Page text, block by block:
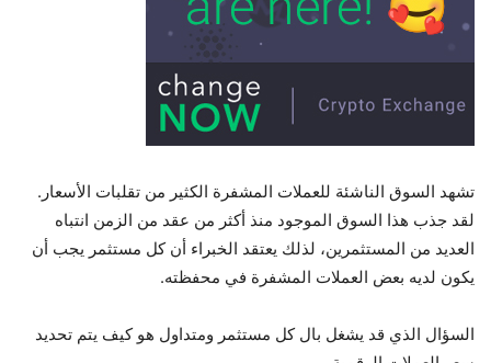
تشهد السوق الناشئة للعملات المشفرة الكثير من تقلبات الأسعار.
لقد جذب هذا السوق الموجود منذ أكثر من عقد من الزمن انتباه
العديد من المستثمرين، لذلك يعتقد الخبراء أن كل مستثمر يجب أن
يكون لديه بعض العملات المشفرة في محفظته.
السؤال الذي قد يشغل بال كل مستثمر ومتداول هو كيف يتم تحديد